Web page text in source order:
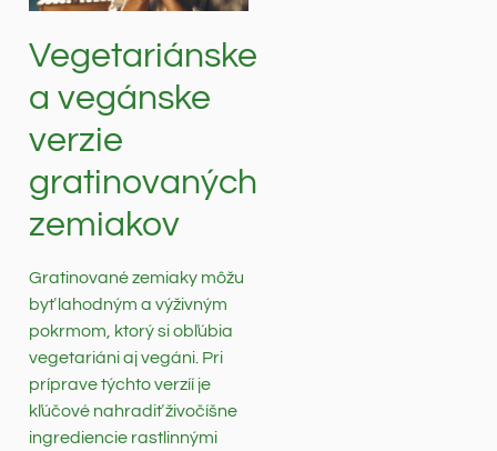
Vegetariánske
a vegánske
verzie
gratinovaných
zemiakov
Gratinované zemiaky môžu
byť lahodným a výživným
pokrmom, ktorý si obľúbia
vegetariáni aj vegáni. Pri
príprave týchto verzíí je
kľúčové nahradiť živočíšne
ingrediencie rastlinnými